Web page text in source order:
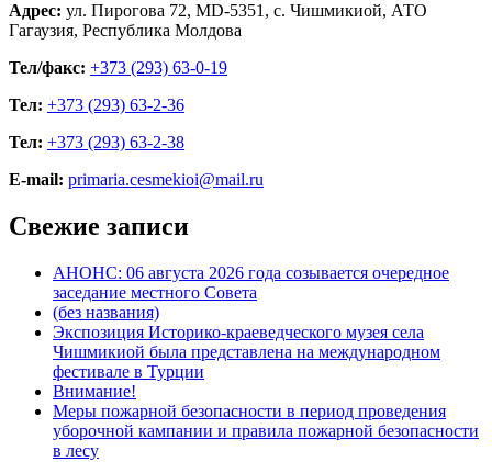
Адрес: ул. Пирогова 72, MD-5351, с. Чишмикиой, АТО
Гагаузия, Республика Молдова
Тел/факс: +373 (293) 63-0-19
Тел: +373 (293) 63-2-36
Тел: +373 (293) 63-2-38
E-mail: primaria.cesmekioi@mail.ru
Свежие записи
АНОНС: 06 августа 2026 года созывается очередное
заседание местного Совета
(без названия)
Экспозиция Историко-краеведческого музея села
Чишмикиой была представлена на международном
фестивале в Турции
Внимание!
Меры пожарной безопасности в период проведения
уборочной кампании и правила пожарной безопасности
в лесу